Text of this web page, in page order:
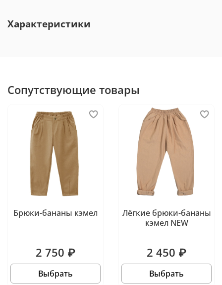
Характеристики
Сопутствующие товары
Брюки-бананы кэмел
2 750 ₽
Выбрать
Лёгкие брюки-бананы
кэмел NEW
2 450 ₽
Выбрать